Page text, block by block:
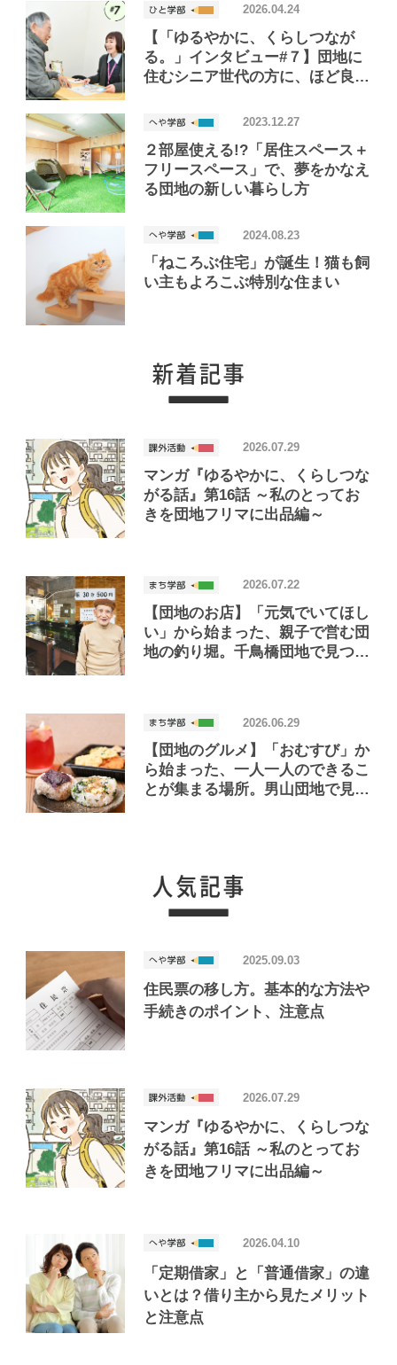
【「ゆるやかに、くらしつなが
る。」インタビュー#７】団地に
住むシニア世代の方に、ほど良い
るサポーター」って？
2026.04.24
２部屋使える!?「居住スペース＋
フリースペース」で、夢をかなえ
る団地の新しい暮らし方
2023.12.27
「ねころぶ住宅」が誕生！猫も飼
い主もよろこぶ特別な住まい
2024.08.23
マンガ『ゆるやかに、くらしつな
がる話』第16話 ～私のとってお
きを団地フリマに出品編～
2026.07.29
【団地のお店】「元気でいてほし
い」から始まった、親子で営む団
地の釣り堀。千鳥橋団地で見つけ
2026.07.22
【団地のグルメ】「おむすび」か
ら始まった、一人一人のできるこ
とが集まる場所。男山団地で見つ
2026.06.29
住民票の移し方。基本的な方法や
手続きのポイント、注意点
2025.09.03
マンガ『ゆるやかに、くらしつな
がる話』第16話 ～私のとってお
きを団地フリマに出品編～
2026.07.29
「定期借家」と「普通借家」の違
いとは？借り主から見たメリット
と注意点
2026.04.10